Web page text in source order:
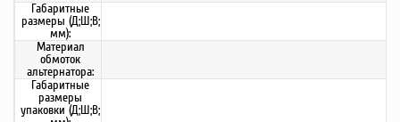
Габаритные
размеры (Д;Ш;В;
мм):
Материал
обмоток
альтернатора:
Габаритные
размеры
упаковки (Д;Ш;В;